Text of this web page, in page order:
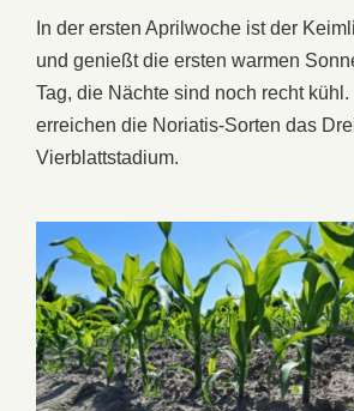
In der ersten Aprilwoche ist der
und genießt die ersten warmen
Tag, die Nächte sind noch recht kühl.
erreichen die Noriatis-Sorten das
Vierblattstadium.